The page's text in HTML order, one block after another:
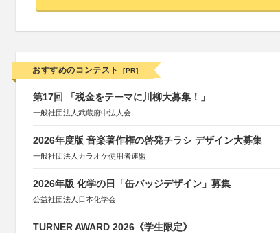
おすすめのコンテスト [PR]
第17回 「税金をテーマに川柳大募集！」
一般社団法人武蔵府中法人会
2026年度版 音楽著作権の啓発チラシ デザイン大募集
一般社団法人カラオケ使用者連盟
2026年版 化学の日「缶バッジデザイン」募集
公益社団法人日本化学会
TURNER AWARD 2026《学生限定》